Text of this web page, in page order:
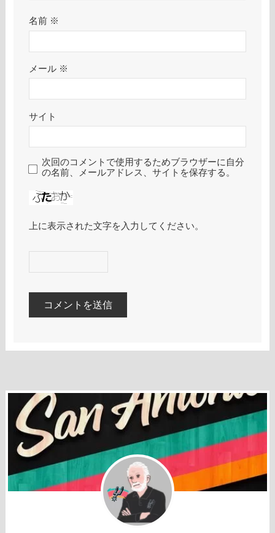
名前 ※
メール ※
サイト
次回のコメントで使用するためブラウザーに自分
の名前、メールアドレス、サイトを保存する。
上に表示された文字を入力してください。